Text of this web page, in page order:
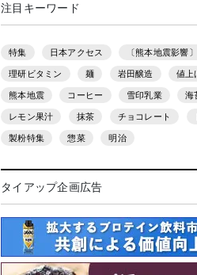
注目キーワード
特集 日本アクセス 〔熊本地震影響〕
理研ビタミン 麺 岩田醸造 値上
熊本地震 コーヒー 雪印乳業 海
レモン果汁 抹茶 チョコレート
製粉特集 惣菜 明治
タイアップ企画広告